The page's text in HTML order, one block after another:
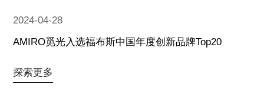
2024-04-28
AMIRO觅光入选福布斯中国年度创新品牌Top20
探索更多